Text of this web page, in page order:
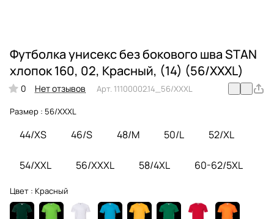
Футболка унисекс без бокового шва STAN
хлопок 160, 02, Красный, (14) (56/XXXL)
0 Нет отзывов Арт. 11100002.14_56/XXXL
Размер : 56/XXXL
44/XS 46/S 48/M 50/L 52/XL
54/XXL 56/XXXL 58/4XL 60-62/5XL
Цвет : Красный